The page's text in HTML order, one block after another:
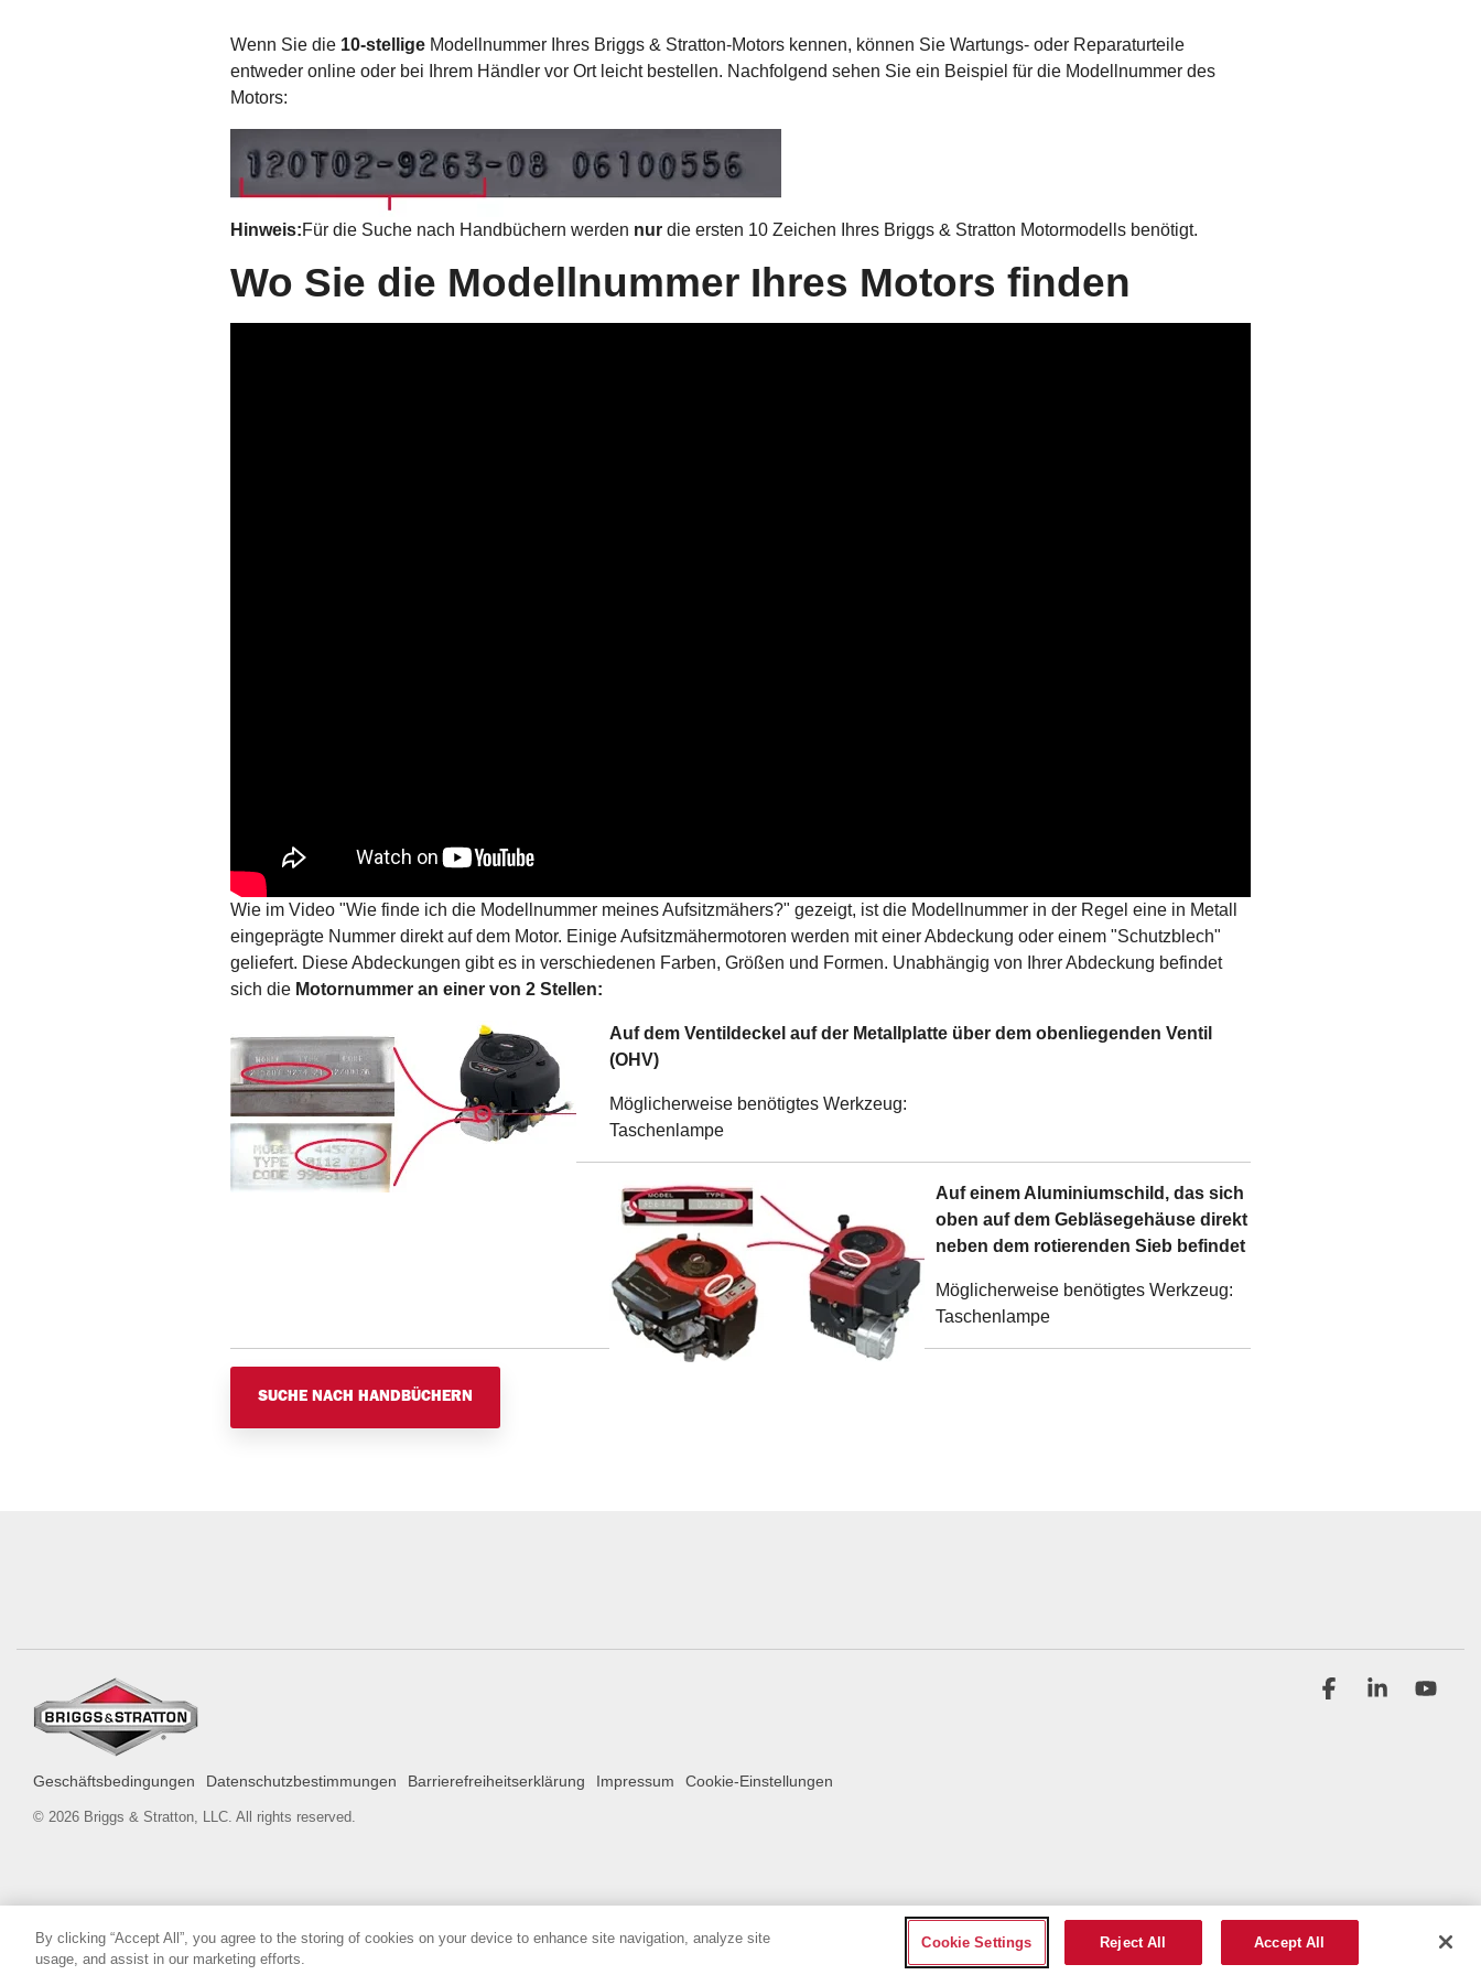
Wenn Sie die 10-stellige Modellnummer Ihres Briggs & Stratton-Motors kennen, können Sie Wartungs- oder Reparaturteile
entweder online oder bei Ihrem Händler vor Ort leicht bestellen. Nachfolgend sehen Sie ein Beispiel für die Modellnummer des
Motors:
Hinweis:Für die Suche nach Handbüchern werden nur die ersten 10 Zeichen Ihres Briggs & Stratton Motormodells benötigt.
Wo Sie die Modellnummer Ihres Motors finden
Wie im Video "Wie finde ich die Modellnummer meines Aufsitzmähers?" gezeigt, ist die Modellnummer in der Regel eine in Metall
eingeprägte Nummer direkt auf dem Motor. Einige Aufsitzmähermotoren werden mit einer Abdeckung oder einem "Schutzblech"
geliefert. Diese Abdeckungen gibt es in verschiedenen Farben, Größen und Formen. Unabhängig von Ihrer Abdeckung befindet
sich die Motornummer an einer von 2 Stellen:
Auf dem Ventildeckel auf der Metallplatte über dem obenliegenden Ventil
(OHV)
Möglicherweise benötigtes Werkzeug:
Taschenlampe
Auf einem Aluminiumschild, das sich
oben auf dem Gebläsegehäuse direkt
neben dem rotierenden Sieb befindet
Möglicherweise benötigtes Werkzeug:
Taschenlampe
SUCHE NACH HANDBÜCHERN
Geschäftsbedingungen Datenschutzbestimmungen Barrierefreiheitserklärung Impressum Cookie-Einstellungen
© 2026 Briggs & Stratton, LLC. All rights reserved.
FacebookLinkedin
By clicking “Accept All”, you agree to the storing of cookies on your device to enhance site navigation, analyze site
usage, and assist in our marketing efforts.
Cookie Settings Reject All Accept All